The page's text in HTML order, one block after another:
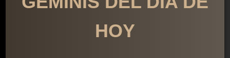
HOY